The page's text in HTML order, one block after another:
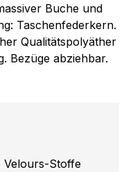
Buche und
Taschenfederkern.
Qualitätspolyäther
Bezüge abziehbar.
Stoffe